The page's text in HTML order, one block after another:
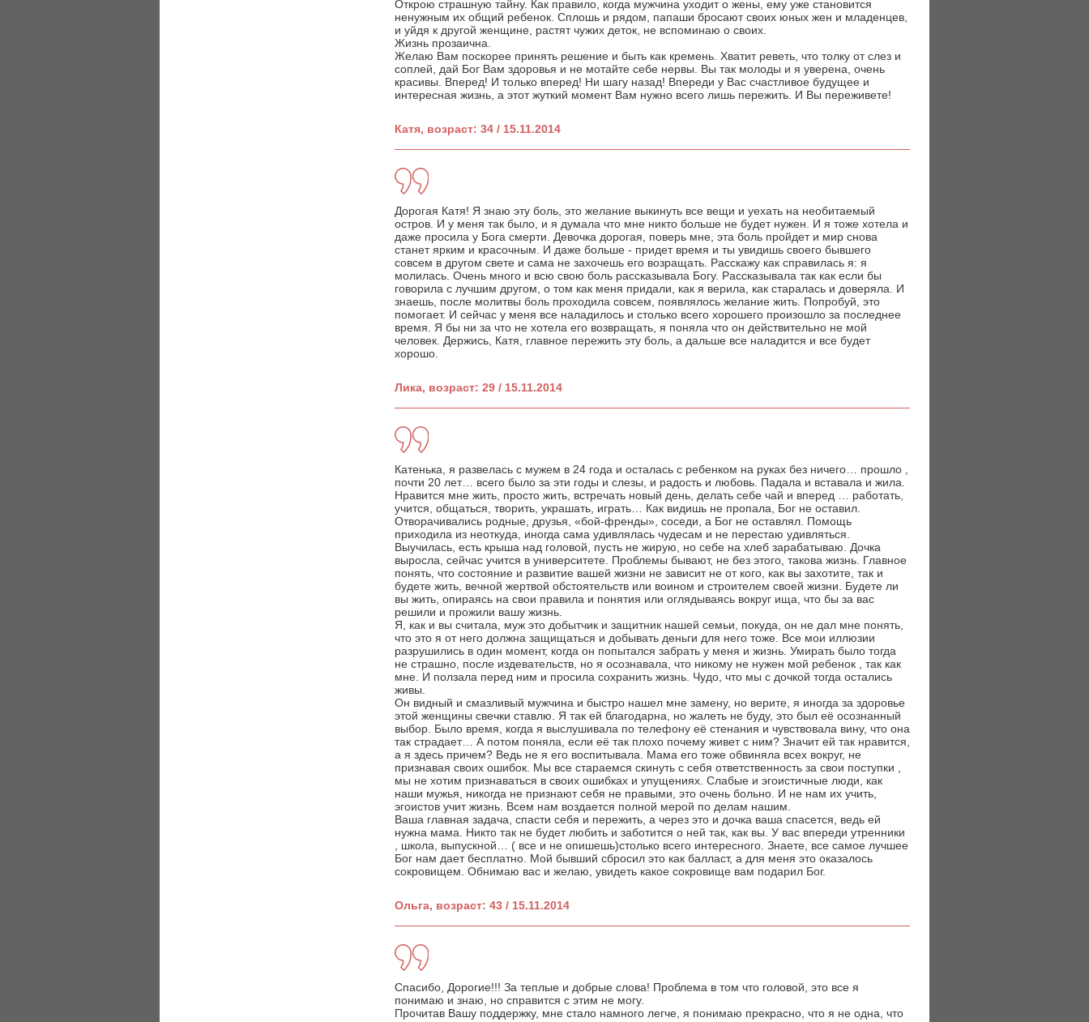
Открою страшную тайну. Как правило, когда мужчина уходит о жены, ему уже становится
ненужным их общий ребенок. Сплошь и рядом, папаши бросают своих юных жен и младенцев,
и уйдя к другой женщине, растят чужих деток, не вспоминаю о своих.
Жизнь прозаична.
Желаю Вам поскорее принять решение и быть как кремень. Хватит реветь, что толку от слез и
соплей, дай Бог Вам здоровья и не мотайте себе нервы. Вы так молоды и я уверена, очень
красивы. Вперед! И только вперед! Ни шагу назад! Впереди у Вас счастливое будущее и
интересная жизнь, а этот жуткий момент Вам нужно всего лишь пережить. И Вы переживете!
Катя, возраст: 34 / 15.11.2014
Дорогая Катя! Я знаю эту боль, это желание выкинуть все вещи и уехать на необитаемый
остров. И у меня так было, и я думала что мне никто больше не будет нужен. И я тоже хотела и
даже просила у Бога смерти. Девочка дорогая, поверь мне, эта боль пройдет и мир снова
станет ярким и красочным. И даже больше - придет время и ты увидишь своего бывшего
совсем в другом свете и сама не захочешь его возращать. Расскажу как справилась я: я
молилась. Очень много и всю свою боль рассказывала Богу. Рассказывала так как если бы
говорила с лучшим другом, о том как меня придали, как я верила, как старалась и доверяла. И
знаешь, после молитвы боль проходила совсем, появлялось желание жить. Попробуй, это
помогает. И сейчас у меня все наладилось и столько всего хорошего произошло за последнее
время. Я бы ни за что не хотела его возвращать, я поняла что он действительно не мой
человек. Держись, Катя, главное пережить эту боль, а дальше все наладится и все будет
хорошо.
Лика, возраст: 29 / 15.11.2014
Катенька, я развелась с мужем в 24 года и осталась с ребенком на руках без ничего… прошло ,
почти 20 лет… всего было за эти годы и слезы, и радость и любовь. Падала и вставала и жила.
Нравится мне жить, просто жить, встречать новый день, делать себе чай и вперед … работать,
учится, общаться, творить, украшать, играть… Как видишь не пропала, Бог не оставил.
Отворачивались родные, друзья, «бой-френды», соседи, а Бог не оставлял. Помощь
приходила из неоткуда, иногда сама удивлялась чудесам и не перестаю удивляться.
Выучилась, есть крыша над головой, пусть не жирую, но себе на хлеб зарабатываю. Дочка
выросла, сейчас учится в университете. Проблемы бывают, не без этого, такова жизнь. Главное
понять, что состояние и развитие вашей жизни не зависит не от кого, как вы захотите, так и
будете жить, вечной жертвой обстоятельств или воином и строителем своей жизни. Будете ли
вы жить, опираясь на свои правила и понятия или оглядываясь вокруг ища, что бы за вас
решили и прожили вашу жизнь.
Я, как и вы считала, муж это добытчик и защитник нашей семьи, покуда, он не дал мне понять,
что это я от него должна защищаться и добывать деньги для него тоже. Все мои иллюзии
разрушились в один момент, когда он попытался забрать у меня и жизнь. Умирать было тогда
не страшно, после издевательств, но я осознавала, что никому не нужен мой ребенок , так как
мне. И ползала перед ним и просила сохранить жизнь. Чудо, что мы с дочкой тогда остались
живы.
Он видный и смазливый мужчина и быстро нашел мне замену, но верите, я иногда за здоровье
этой женщины свечки ставлю. Я так ей благодарна, но жалеть не буду, это был её осознанный
выбор. Было время, когда я выслушивала по телефону её стенания и чувствовала вину, что она
так страдает… А потом поняла, если её так плохо почему живет с ним? Значит ей так нравится,
а я здесь причем? Ведь не я его воспитывала. Мама его тоже обвиняла всех вокруг, не
признавая своих ошибок. Мы все стараемся скинуть с себя ответственность за свои поступки ,
мы не хотим признаваться в своих ошибках и упущениях. Слабые и эгоистичные люди, как
наши мужья, никогда не признают себя не правыми, это очень больно. И не нам их учить,
эгоистов учит жизнь. Всем нам воздается полной мерой по делам нашим.
Ваша главная задача, спасти себя и пережить, а через это и дочка ваша спасется, ведь ей
нужна мама. Никто так не будет любить и заботится о ней так, как вы. У вас впереди утренники
, школа, выпускной… ( все и не опишешь)столько всего интересного. Знаете, все самое лучшее
Бог нам дает бесплатно. Мой бывший сбросил это как балласт, а для меня это оказалось
сокровищем. Обнимаю вас и желаю, увидеть какое сокровище вам подарил Бог.
Ольга, возраст: 43 / 15.11.2014
Спасибо, Дорогие!!! За теплые и добрые слова! Проблема в том что головой, это все я
понимаю и знаю, но справится с этим не могу.
Прочитав Вашу поддержку, мне стало намного легче, я понимаю прекрасно, что я не одна, что